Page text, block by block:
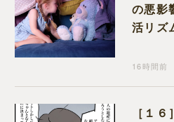
の悪影
活リズ
16時間前
［１